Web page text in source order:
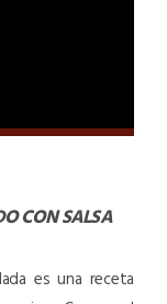
CON SALSA
es una receta